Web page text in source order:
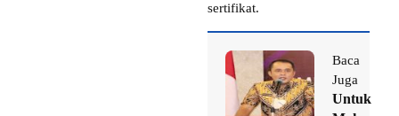
sertifikat.
Baca
Juga
Untuk